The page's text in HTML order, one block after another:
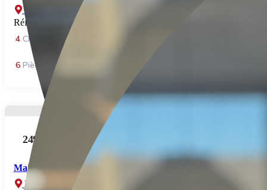
Escles st pierre
Réf: 964
4 Chambre(s)
6 Pièce(s)
249.000€
Maison de Maître entre Grandvilliers et Poix de Picardie
Poix de picardie